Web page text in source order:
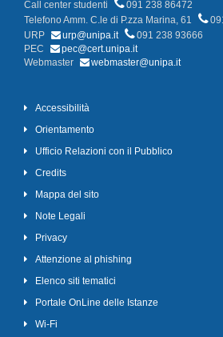
Call center studenti
091 238 86472
Telefono Amm. C.le di P.zza Marina, 61
URP
urp@unipa.it
091 238 93666
PEC
pec@cert.unipa.it
Webmaster
webmaster@unipa.it
Accessibilità
Orientamento
Ufficio Relazioni con il Pubblico
Credits
Mappa del sito
Note Legali
Privacy
Attenzione al phishing
Elenco siti tematici
Portale OnLine delle Istanze
Wi-Fi